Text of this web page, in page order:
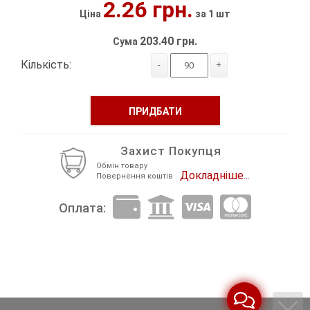
Декор Метал
Змійки, Бігунки, Блискавки
Кліпси шубні, гачки
Колекція 2023
Прикраси
Лейба/етикетка гумова...
Ціна 2.26 грн. за 1 шт
Сума 203.40 грн.
Кількість:
- +
ПРИДБАТИ
Захист Покупця
Обмін товару
Повернення коштів
Докладніше...
Оплата: